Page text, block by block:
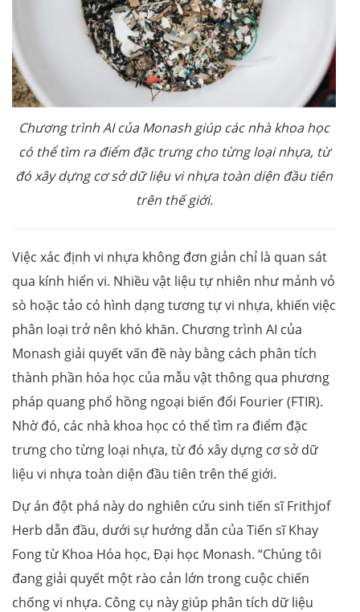
Chương trình AI của Monash giúp các nhà khoa học
có thể tìm ra điểm đặc trưng cho từng loại nhựa, từ
đó xây dựng cơ sở dữ liệu vi nhựa toàn diện đầu tiên
trên thế giới.
Việc xác định vi nhựa không đơn giản chỉ là quan sát
qua kính hiển vi. Nhiều vật liệu tự nhiên như mảnh vỏ
sò hoặc tảo có hình dạng tương tự vi nhựa, khiến việc
phân loại trở nên khó khăn. Chương trình AI của
Monash giải quyết vấn đề này bằng cách phân tích
thành phần hóa học của mẫu vật thông qua phương
pháp quang phổ hồng ngoại biến đổi Fourier (FTIR).
Nhờ đó, các nhà khoa học có thể tìm ra điểm đặc
trưng cho từng loại nhựa, từ đó xây dựng cơ sở dữ
liệu vi nhựa toàn diện đầu tiên trên thế giới.
Dự án đột phá này do nghiên cứu sinh tiến sĩ Frithjof
Herb dẫn đầu, dưới sự hướng dẫn của Tiến sĩ Khay
Fong từ Khoa Hóa học, Đại học Monash. “Chúng tôi
đang giải quyết một rào cản lớn trong cuộc chiến
chống vi nhựa. Công cụ này giúp phân tích dữ liệu